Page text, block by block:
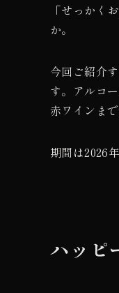
「せっかく
か。
今回ご紹介
す。アルコ
赤ワインま
期間は2026
ハッピ